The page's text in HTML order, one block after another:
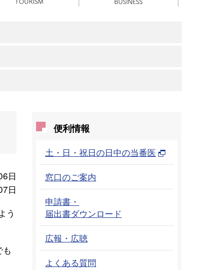
日
日
う
も
便利情報
土・日・祝日の日中の当番医
窓口のご案内
申請書・
届出書ダウンロード
広報・広聴
よくある質問